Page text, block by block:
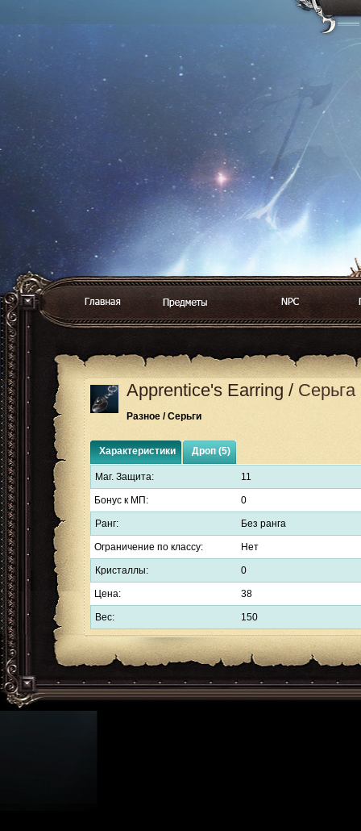
Apprentice's Earring / Серьга
Разное / Серьги
Характеристики Дроп (5)
Маг. Защита: 11
Бонус к МП: 0
Ранг: Без ранга
Ограничение по классу: Нет
Кристаллы: 0
Цена: 38
Вес: 150